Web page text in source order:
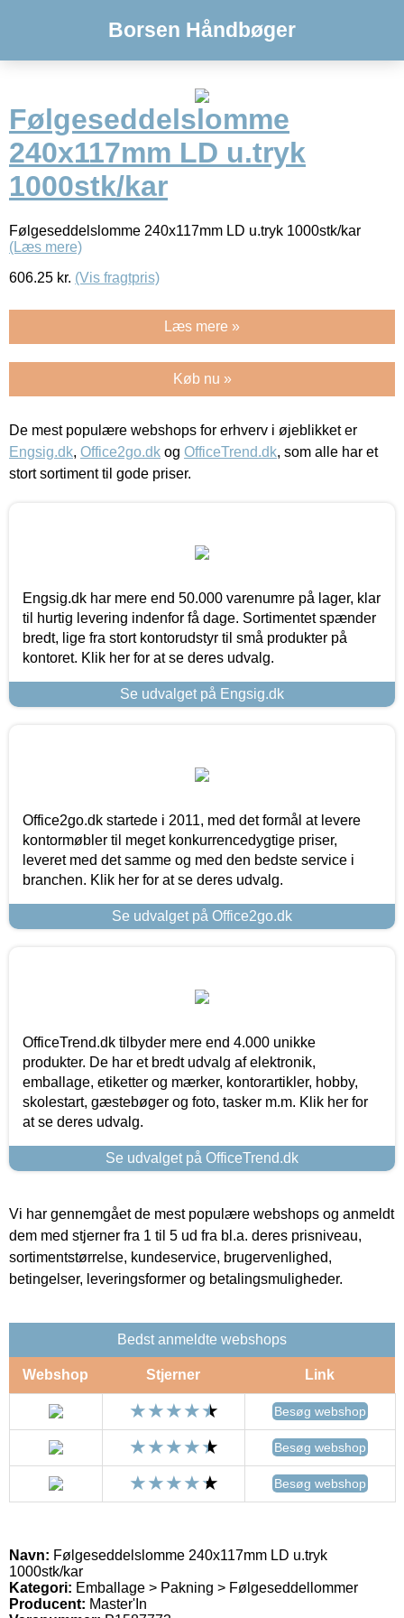
Borsen Håndbøger
Følgeseddelslomme
240x117mm LD u.tryk
1000stk/kar
Følgeseddelslomme 240x117mm LD u.tryk 1000stk/kar
(Læs mere)
606.25 kr. (Vis fragtpris)
Læs mere »
Køb nu »
De mest populære webshops for erhverv i øjeblikket er
Engsig.dk, Office2go.dk og OfficeTrend.dk, som alle har et
stort sortiment til gode priser.
Engsig.dk har mere end 50.000 varenumre på lager, klar
til hurtig levering indenfor få dage. Sortimentet spænder
bredt, lige fra stort kontorudstyr til små produkter på
kontoret. Klik her for at se deres udvalg.
Se udvalget på Engsig.dk
Office2go.dk startede i 2011, med det formål at levere
kontormøbler til meget konkurrencedygtige priser,
leveret med det samme og med den bedste service i
branchen. Klik her for at se deres udvalg.
Se udvalget på Office2go.dk
OfficeTrend.dk tilbyder mere end 4.000 unikke
produkter. De har et bredt udvalg af elektronik,
emballage, etiketter og mærker, kontorartikler, hobby,
skolestart, gæstebøger og foto, tasker m.m. Klik her for
at se deres udvalg.
Se udvalget på OfficeTrend.dk
Vi har gennemgået de mest populære webshops og anmeldt
dem med stjerner fra 1 til 5 ud fra bl.a. deres prisniveau,
sortimentstørrelse, kundeservice, brugervenlighed,
betingelser, leveringsformer og betalingsmuligheder.
Bedst anmeldte webshops
Webshop Stjerner Link
Besøg webshop
Besøg webshop
Besøg webshop
Navn: Følgeseddelslomme 240x117mm LD u.tryk
1000stk/kar
Kategori: Emballage > Pakning > Følgeseddellommer
Producent: Master'In